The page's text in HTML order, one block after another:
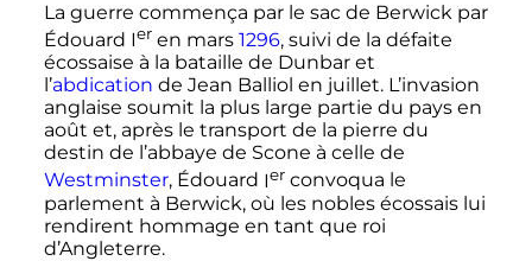
La guerre commença par le sac de Berwick par
Édouard Ier en mars 1296, suivi de la défaite
écossaise à la bataille de Dunbar et
l’abdication de Jean Balliol en juillet. L’invasion
anglaise soumit la plus large partie du pays en
août et, après le transport de la pierre du
destin de l’abbaye de Scone à celle de
Westminster, Édouard Ierconvoqua le
parlement à Berwick, où les nobles écossais lui
rendirent hommage en tant que roi
d’Angleterre.